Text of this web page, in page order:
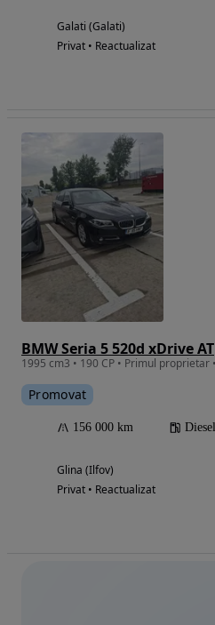
Galati (Galati)
Privat • Reactualizat
BMW Seria 5 520d xDrive AT
Promovat
156 000 km Diesel
Glina (Ilfov)
Privat • Reactualizat